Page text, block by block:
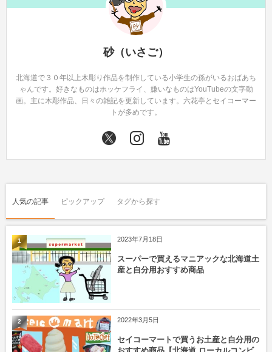
砂（いさご）
北海道で３０年以上木彫り作品を制作している小学生の孫がいるおばあち
ゃんです。好きなものはホッケフライ、嫌いなものはYouTubeの文字動
画。主に木彫作品、日々の雑記を更新しています。六花亭とセイコーマー
トが多めです。
人気の記事 ピックアップ タグから探す
2023年7月18日
スーパーで買えるマニアックな北海道土
産と自分用おすすめ商品
1
2022年3月5日
セイコーマートで買うお土産と自分用の
2